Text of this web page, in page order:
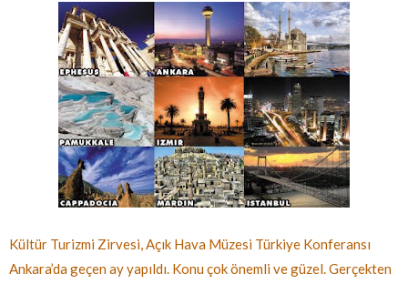
Kültür Turizmi Zirvesi, Açık Hava Müzesi Türkiye Konferansı
Ankara’da geçen ay yapıldı. Konu çok önemli ve güzel. Gerçekten